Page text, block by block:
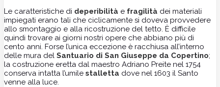
Le caratteristiche di deperibilità e fragilità dei materiali
impiegati erano tali che ciclicamente si doveva provvedere
allo smontaggio e alla ricostruzione del tetto. È difficile
quindi trovare ai giorni nostri opere che abbiano più di
cento anni. Forse l’unica eccezione è racchiusa all’interno
delle mura del Santuario di San Giuseppe da Copertino;
la costruzione eretta dal maestro Adriano Preite nel 1754
conserva intatta l’umile stalletta dove nel 1603 il Santo
venne alla luce.